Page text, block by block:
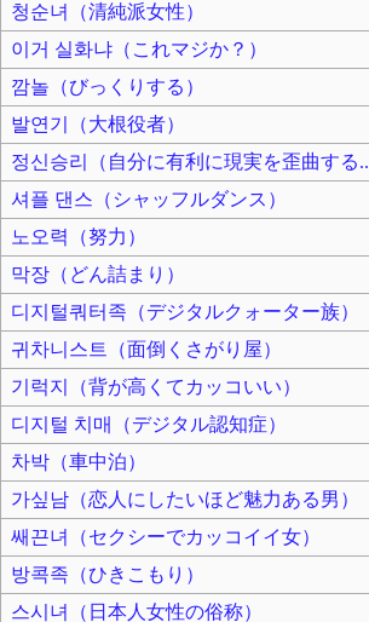
청순녀（清純派女性）
이거 실화냐（これマジか？）
깜놀（びっくりする）
발연기（大根役者）
정신승리（自分に有利に現実を歪曲する..
셔플 댄스（シャッフルダンス）
노오력（努力）
막장（どん詰まり）
디지털쿼터족（デジタルクォーター族）
귀차니스트（面倒くさがり屋）
기럭지（背が高くてカッコいい）
디지털 치매（デジタル認知症）
차박（車中泊）
가싶남（恋人にしたいほど魅力ある男）
쌔끈녀（セクシーでカッコイイ女）
방콕족（ひきこもり）
스시녀（日本人女性の俗称）